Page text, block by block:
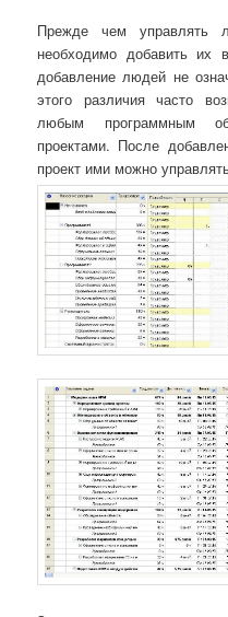
Прежде чем управлять
необходимо добавить их
добавление людей не
этого различия часто
любым программным
проектами. После
проект ими можно